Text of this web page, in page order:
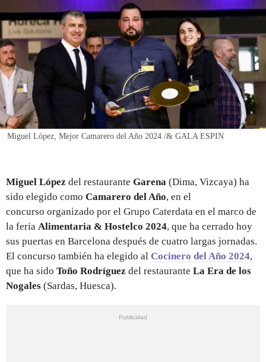
INICIAR SESIÓN
Miguel López, Mejor Camarero del Año 2024 /& GALA ESPIN
Miguel López del restaurante Garena (Dima, Vizcaya) ha
sido elegido como Camarero del Año, en el
concurso organizado por el Grupo Caterdata en el marco de
la feria Alimentaria & Hostelco 2024, que ha cerrado hoy
sus puertas en Barcelona después de cuatro largas jornadas.
El concurso también ha elegido al Cocinero del Año 2024,
que ha sido Toño Rodríguez del restaurante La Era de los
Nogales (Sardas, Huesca).